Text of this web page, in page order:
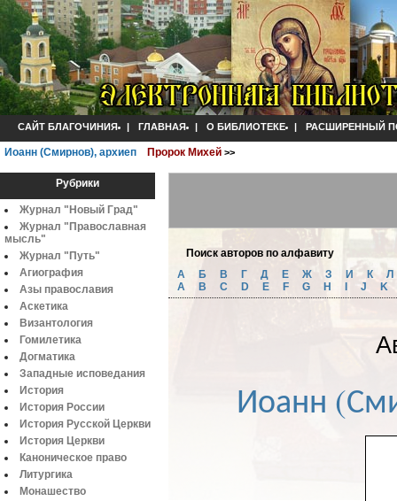
САЙТ БЛАГОЧИНИЯ | ГЛАВНАЯ | О БИБЛИОТЕКЕ | РАСШИРЕННЫЙ
Иоанн (Смирнов), архиеп Пророк Михей >>
Рубрики
Журнал "Новый Град"
Журнал "Православная
мысль"
Журнал "Путь"
Агиография
Азы православия
Аскетика
Византология
Гомилетика
Догматика
Западные исповедания
История
История России
История Русской Церкви
История Церкви
Каноническое право
Литургика
Монашество
Поиск авторов по алфавиту
А
Б B Г Д Е Ж З И К
A
B C D E F G H J K
Иоанн